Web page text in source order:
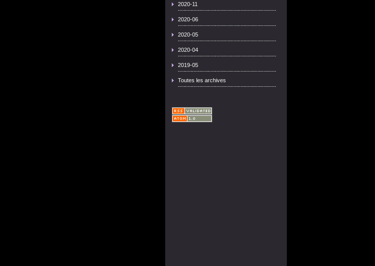
2020-11
2020-06
2020-05
2020-04
2019-05
Toutes les archives